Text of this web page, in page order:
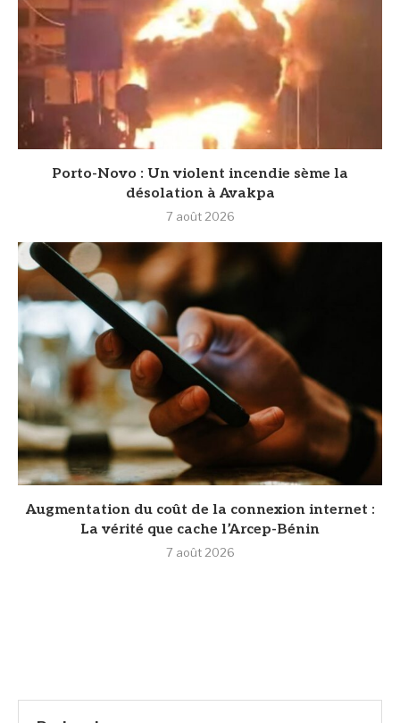
Porto-Novo : Un violent incendie sème la
désolation à Avakpa
7 août 2026
Augmentation du coût de la connexion internet :
La vérité que cache l’Arcep-Bénin
7 août 2026